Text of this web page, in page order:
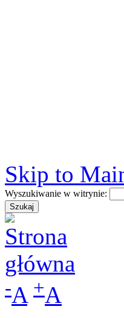
Skip to
Wyszukiwanie w witrynie:
-A +A